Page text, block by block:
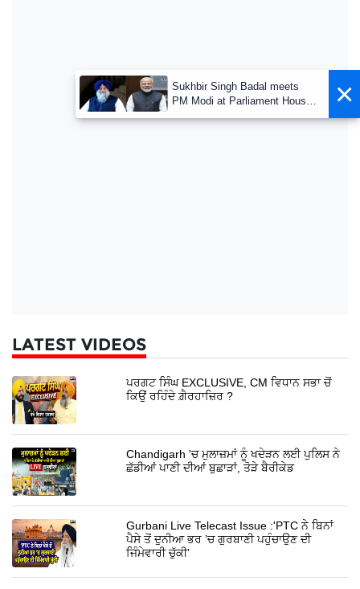
LATEST VIDEOS
ਪਰਗਟ ਸਿੰਘ EXCLUSIVE, CM ਵਿਧਾਨ ਸਭਾ ਚੋਂ
ਕਿਉਂ ਰਹਿੰਦੇ ਗ਼ੈਰਹਾਜ਼ਿਰ ?
Chandigarh 'ਚ ਮੁਲਾਜ਼ਮਾਂ ਨੂੰ ਖਦੇੜਨ ਲਈ ਪੁਲਿਸ ਨੇ
ਛੱਡੀਆਂ ਪਾਣੀ ਦੀਆਂ ਬੁਛਾੜਾਂ, ਤੋੜੇ ਬੈਰੀਕੇਡ
Gurbani Live Telecast Issue :'PTC ਨੇ ਬਿਨਾਂ
ਪੈਸੇ ਤੋਂ ਦੁਨੀਆ ਭਰ ’ਚ ਗੁਰਬਾਣੀ ਪਹੁੰਚਾਉਣ ਦੀ
ਜਿੰਮੇਵਾਰੀ ਚੁੱਕੀ’
×
Sukhbir Singh Badal meets
PM Modi at Parliament House;